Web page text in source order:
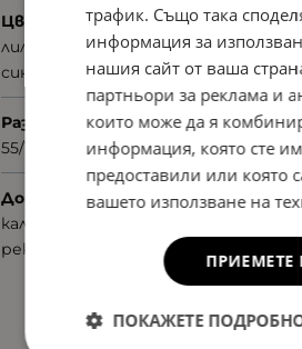
Цвят
лилав
син металик
Размер
55/17/140
Допълнителни аксесоари
калъф
рекламни материали
трафик. Също така
информация за
нашия сайт от ваша
партньори за реклама и
които може да я
информация, която сте им
предоставили или която
вашето използване на
ПРИЕМЕТЕ
ПОКАЖЕТЕ